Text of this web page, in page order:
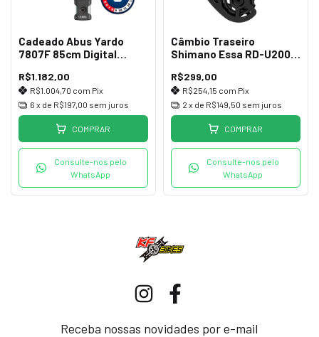
Cadeado Abus Yardo
7807F 85cm Digital
R$1.182,00
R$1.004,70 com Pix
6 x de R$197,00 sem juros
COMPRAR
Consulte-nos pelo
WhatsApp
Câmbio Traseiro
Shimano Essa RD-U2000
R$299,00
R$254,15 com Pix
2 x de R$149,50 sem juros
COMPRAR
Consulte-nos pelo
WhatsApp
Receba nossas novidades por e-mail